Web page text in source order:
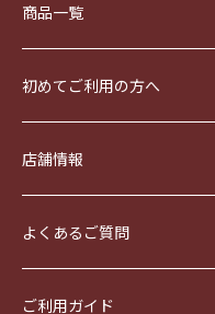
商品一覧
初めてご利用の方へ
店舗情報
よくあるご質問
ご利用ガイド